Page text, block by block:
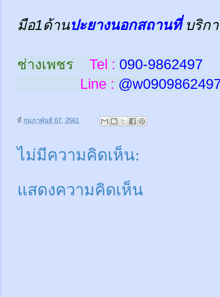
มือ1ด้านปะยางนอกสถานที่ บริก
ช่างเพชร Tel : 090-9862497
Line : @w
ที่ กุมภาพันธ์ 07, 2561
ไม่มีความคิดเห็น:
แสดงความคิดเห็น